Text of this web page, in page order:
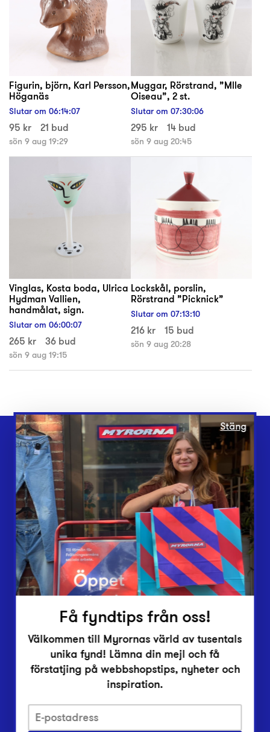
Figurin, björn, Karl Persson,
Höganäs
Slutar om 06:14:07
95 kr 21 bud
sön 9 aug 19:29
Muggar, Rörstrand, ”Mlle
Oiseau”, 2 st.
Slutar om 07:30:06
295 kr 14 bud
sön 9 aug 20:45
Vinglas, Kosta boda, Ulrica
Hydman Vallien,
handmålat, sign.
Slutar om 06:00:07
265 kr 36 bud
sön 9 aug 19:15
Lockskål, porslin,
Rörstrand ”Picknick”
Slutar om 07:13:10
216 kr 15 bud
sön 9 aug 20:28
Webbshop
Butiker
Lämna in
Vårt överskott
Inlämningsplatser
Om Myrorna
Lediga jobb
Pressrum
Integritetsskyddspolicy
Stäng
Få fyndtips från oss!
Välkommen till Myrornas värld av tusentals
unika fynd! Lämna din mejl och få
förstatjing på webbshopstips, nyheter och
inspiration.